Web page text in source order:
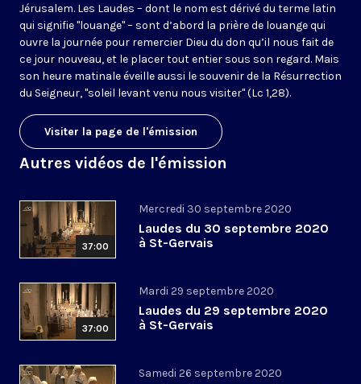
Jérusalem. Les Laudes – dont le nom est dérivé du terme latin
qui signifie "louange" – sont d’abord la prière de louange qui
ouvre la journée pour remercier Dieu du don qu’il nous fait de
ce jour nouveau, et le placer tout entier sous son regard. Mais
son heure matinale éveille aussi le souvenir de la Résurrection
du Seigneur, "soleil levant venu nous visiter" (Lc 1,28).
Visiter la page de l'émission
Autres vidéos de l'émission
37:00
Mercredi 30 septembre 2020
Laudes du 30 septembre 2020
à St-Gervais
37:00
Mardi 29 septembre 2020
Laudes du 29 septembre 2020
à St-Gervais
Samedi 26 septembre 2020